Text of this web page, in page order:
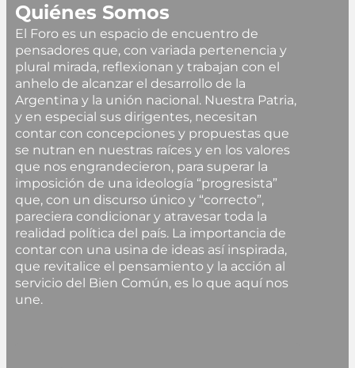
Quiénes Somos
El Foro es un espacio de encuentro de
pensadores que, con variada pertenencia y
plural mirada, reflexionan y trabajan con el
anhelo de alcanzar el desarrollo de la
Argentina y la unión nacional. Nuestra Patria,
y en especial sus dirigentes, necesitan
contar con concepciones y propuestas que
se nutran en nuestras raíces y en los valores
que nos engrandecieron, para superar la
imposición de una ideología “progresista”
que, con un discurso único y “correcto”,
pareciera condicionar y atravesar toda la
realidad política del país. La importancia de
contar con una usina de ideas así inspirada,
que revitalice el pensamiento y la acción al
servicio del Bien Común, es lo que aquí nos
une.